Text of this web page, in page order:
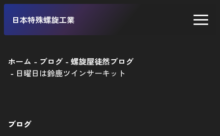
日本特殊螺旋工業
自転車
ホーム ブログ
螺旋屋徒然ブログ
日曜日は鈴鹿ツインサーキット
ブログ